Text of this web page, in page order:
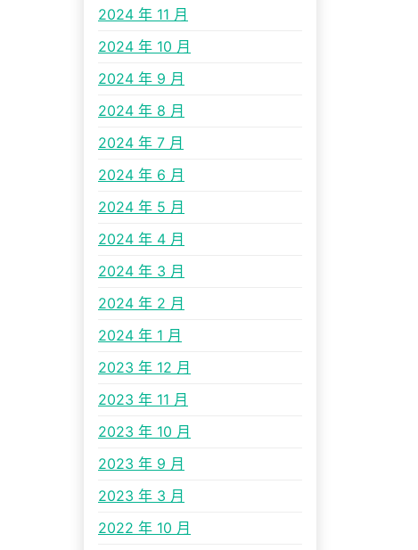
2024 年 11 月
2024 年 10 月
2024 年 9 月
2024 年 8 月
2024 年 7 月
2024 年 6 月
2024 年 5 月
2024 年 4 月
2024 年 3 月
2024 年 2 月
2024 年 1 月
2023 年 12 月
2023 年 11 月
2023 年 10 月
2023 年 9 月
2023 年 3 月
2022 年 10 月